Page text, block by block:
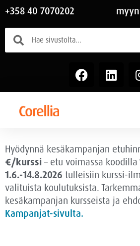
+358 40 7070202
Hyödynnä kesäkampanjan
€/kurssi – etu voimassa koodilla
1.6.-14.8.2026 tulleisiin kurssi-
valituista koulutuksista.
kesäkampanjan kursseista ja
Kampanjat-sivulta.